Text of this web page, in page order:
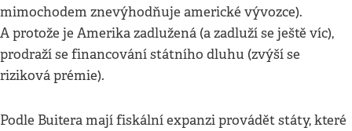
mimochodem znevýhodňuje americké vývozce).
A protože je Amerika zadlužená (a zadluží se ještě víc),
prodraží se financování státního dluhu (zvýší se
riziková prémie).
Podle Buitera mají fiskální expanzi provádět státy, které